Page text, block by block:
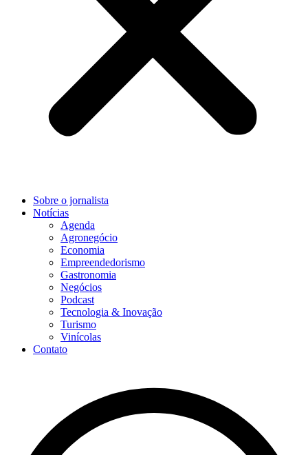
Sobre o jornalista
Notícias
Agenda
Agronegócio
Economia
Empreendedorismo
Gastronomia
Negócios
Podcast
Tecnologia & Inovação
Turismo
Vinícolas
Contato